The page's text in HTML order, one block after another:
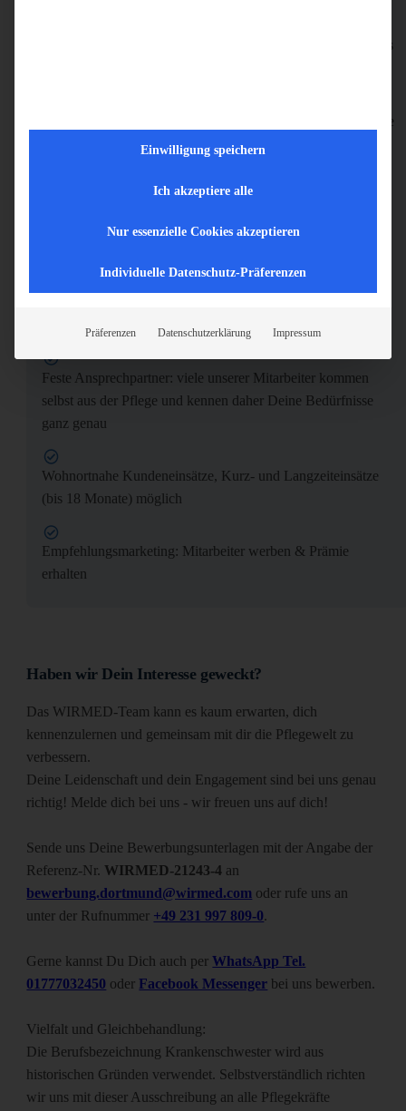
Wir bieten Dir ein sicheres und unbefristetes Arbeitsverhältnis
die Möglichkeit, dass ein Firmenfahrzeug inklusive Tankkarte
auch zur privaten Nutzung zur Verfügung gestellt wird, oder
Urlaubs- und Weihnachtsgeld
Feste Ansprechpartner: viele unserer Mitarbeiter kommen
selbst aus der Pflege und kennen daher Deine Bedürfnisse
ganz genau
Wohnortnahe Kundeneinsätze, Kurz- und Langzeiteinsätze
(bis 18 Monate) möglich
Empfehlungsmarketing: Mitarbeiter werben & Prämie
erhalten
Haben wir Dein Interesse geweckt?
Das WIRMED-Team kann es kaum erwarten, dich
kennenzulernen und gemeinsam mit dir die Pflegewelt zu
verbessern.
Deine Leidenschaft und dein Engagement sind bei uns genau
richtig! Melde dich bei uns - wir freuen uns auf dich!
Sende uns Deine Bewerbungsunterlagen mit der Angabe der
Referenz-Nr. WIRMED-21243-4 an
bewerbung.dortmund@wirmed.com oder rufe uns an
unter der Rufnummer +49 231 997 809-0.
Gerne kannst Du Dich auch perWhatsApp Tel.
01777032450 oder Facebook Messenger bei uns bewerben.
Vielfalt und Gleichbehandlung:
Die Berufsbezeichnung Krankenschwester wird aus
historischen Gründen verwendet. Selbstverständlich richten
wir uns mit dieser Ausschreibung an alle Pflegekräfte
Einwilligung speichern
Ich akzeptiere alle
Nur essenzielle Cookies akzeptieren
Individuelle Datenschutz-Präferenzen
Präferenzen Datenschutzerklärung Impressum